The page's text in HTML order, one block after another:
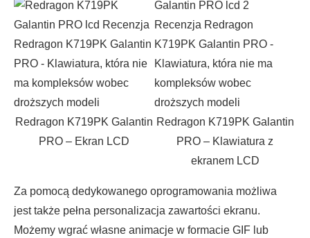
Redragon K719PK Galantin
PRO – Ekran LCD
Redragon K719PK Galantin
PRO – Klawiatura z
ekranem LCD
Za pomocą dedykowanego oprogramowania możliwa
jest także pełna personalizacja zawartości ekranu.
Możemy wgrać własne animacje w formacie GIF lub